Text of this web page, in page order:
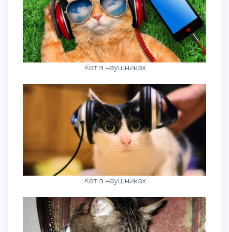
Кот в наушниках
Кот в наушниках